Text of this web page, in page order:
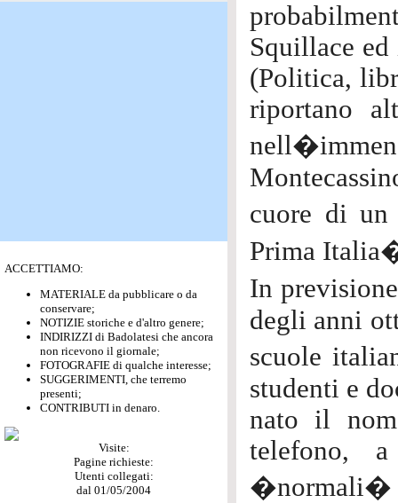
ACCETTIAMO:
MATERIALE da pubblicare o da
conservare;
NOTIZIE storiche e d'altro genere;
INDIRIZZI di Badolatesi che ancora
non ricevono il giornale;
FOTOGRAFIE di qualche interesse;
SUGGERIMENTI, che terremo
presenti;
CONTRIBUTI in denaro.
Visite:
Pagine richieste:
Utenti collegati:
dal 01/05/2004
Squillace
(Politica,
riportano
cuore di
Prima
In
degli anni
scuole
studenti e
nato il
telefono, a
�normali�